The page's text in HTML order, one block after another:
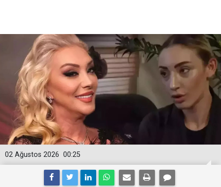
00:25
02 Ağustos 2026